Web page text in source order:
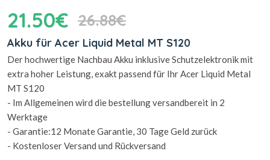
21.50€ 26.88€
Akku für Acer Liquid Metal MT S120
Der hochwertige Nachbau Akku inklusive Schutzelektronik mit
extra hoher Leistung, exakt passend für Ihr Acer Liquid Metal
MT S120
- Im Allgemeinen wird die bestellung versandbereit in 2
Werktage
- Garantie:12 Monate Garantie, 30 Tage Geld zurück
- Kostenloser Versand und Rückversand